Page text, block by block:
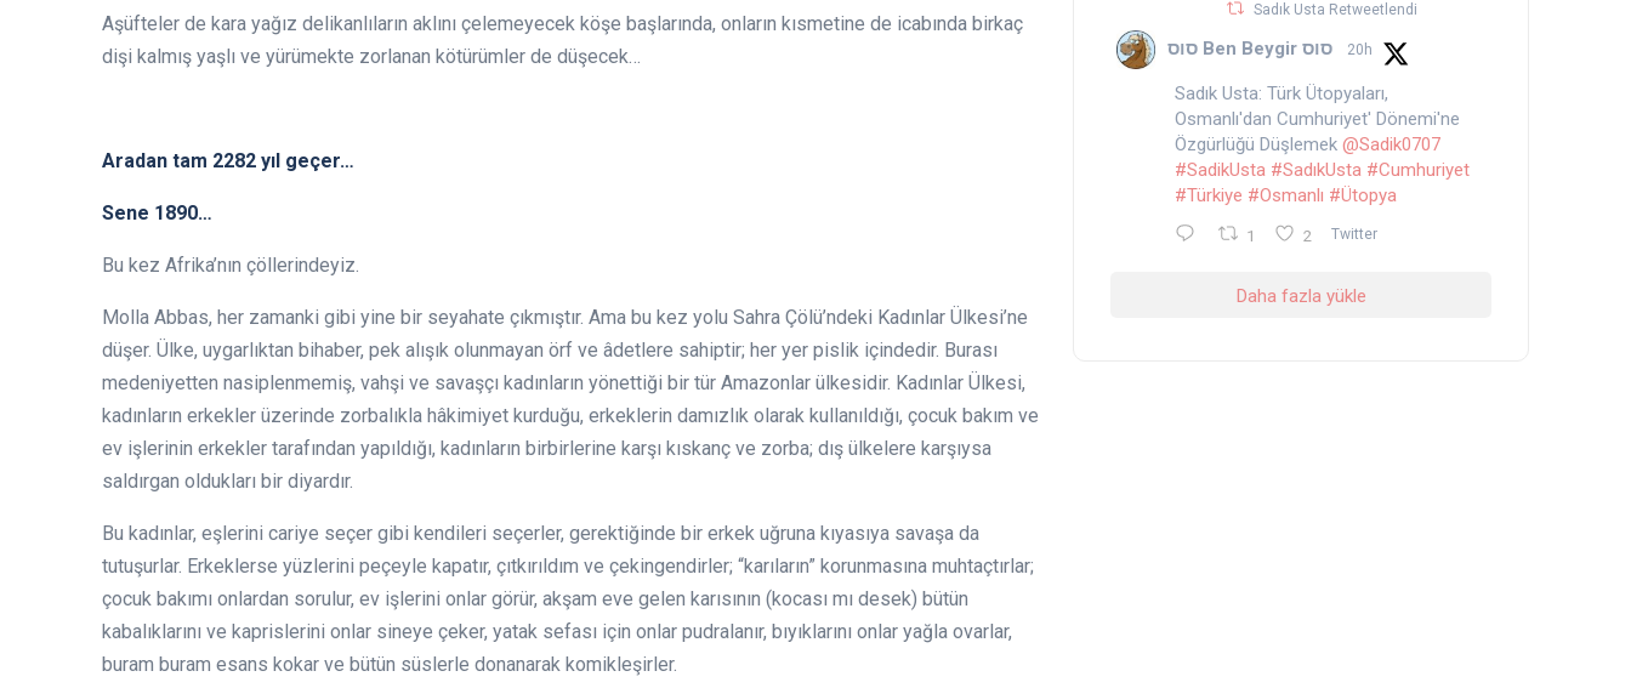
Aşüfteler de kara yağız delikanlıların aklını çelemeyecek köşe başlarında, onların kısmetine de icabında birkaç
dişi kalmış yaşlı ve yürümekte zorlanan kötürümler de düşecek…
Aradan tam 2282 yıl geçer…
Sene 1890…
Bu kez Afrika’nın çöllerindeyiz.
Molla Abbas, her zamanki gibi yine bir seyahate çıkmıştır. Ama bu kez yolu Sahra Çölü’ndeki Kadınlar Ülkesi’ne
düşer. Ülke, uygarlıktan bihaber, pek alışık olunmayan örf ve âdetlere sahiptir; her yer pislik içindedir. Burası
medeniyetten nasiplenmemiş, vahşi ve savaşçı kadınların yönettiği bir tür Amazonlar ülkesidir. Kadınlar Ülkesi,
kadınların erkekler üzerinde zorbalıkla hâkimiyet kurduğu, erkeklerin damızlık olarak kullanıldığı, çocuk bakım ve
ev işlerinin erkekler tarafından yapıldığı, kadınların birbirlerine karşı kıskanç ve zorba; dış ülkelere karşıysa
saldırgan oldukları bir diyardır.
Bu kadınlar, eşlerini cariye seçer gibi kendileri seçerler, gerektiğinde bir erkek uğruna kıyasıya savaşa da
tutuşurlar. Erkeklerse yüzlerini peçeyle kapatır, çıtkırıldım ve çekingendirler; “karıların” korunmasına muhtaçtırlar;
çocuk bakımı onlardan sorulur, ev işlerini onlar görür, akşam eve gelen karısının (kocası mı desek) bütün
kabalıklarını ve kaprislerini onlar sineye çeker, yatak sefası için onlar pudralanır, bıyıklarını onlar yağla ovarlar,
buram buram esans kokar ve bütün süslerle donanarak komikleşirler.
Sadık Usta Retweetlendi
סוס Ben Beygir סוס 20h
Sadık Usta: Türk Ütopyaları,
Osmanlı'dan Cumhuriyet' Dönemi'ne
Özgürlüğü Düşlemek @Sadik0707
#SadikUsta #SadıkUsta #Cumhuriyet
#Türkiye #Osmanlı #Ütopya
1 2 Twitter
Daha fazla yükle